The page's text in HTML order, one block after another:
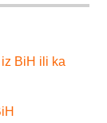
BiH ili ka